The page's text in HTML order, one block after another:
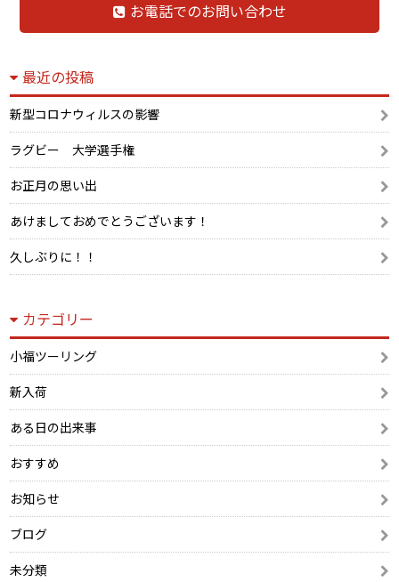
お電話でのお問い合わせ
最近の投稿
新型コロナウィルスの影響
ラグビー 大学選手権
お正月の思い出
あけましておめでとうございます！
久しぶりに！！
カテゴリー
小福ツーリング
新入荷
ある日の出来事
おすすめ
お知らせ
ブログ
未分類